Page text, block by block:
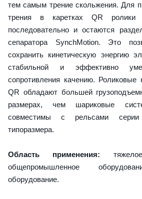
тем самым трение скольжения. Для
трения в каретках QR ролики
последовательно и остаются
сепаратора SynchMotion. Это
сохранить кинетическую энергию
стабильной и эффективно
сопротивления качению. Роликовые
QR обладают большей
размерах, чем шариковые
совместимы с рельсами серии
типоразмера.
Область применения: тяжелое
общепромышленное
оборудование.